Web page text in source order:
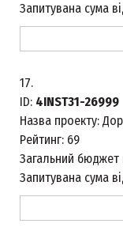
Запитувана сума
17.
ID: 4INST31-26999
Назва проекту:
Рейтинг: 69
Загальний бюджет
Запитувана сума